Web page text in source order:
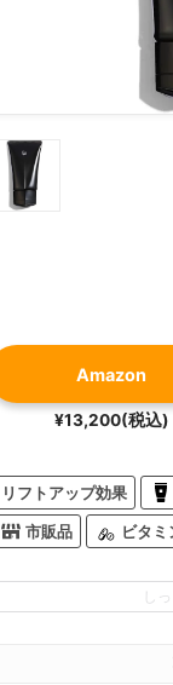
Amazon
¥13,200(税込)
リフトアップ効果
市販品 ビタミ
し